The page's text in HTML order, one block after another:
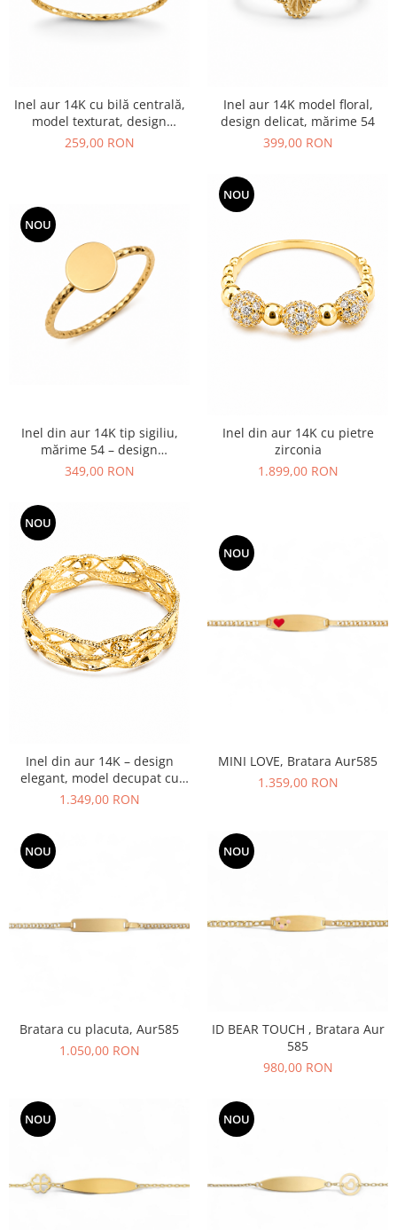
Inel aur 14K cu bilă centrală,
model texturat, design
minimalist, marime 48
259,00 RON
Inel aur 14K model floral,
design delicat, mărime 54
399,00 RON
NOU
Inel din aur 14K tip sigiliu,
mărime 54 – design
minimalist, suprafață pentru
349,00 RON
NOU
Inel din aur 14K cu pietre
zirconia
1.899,00 RON
NOU
Inel din aur 14K – design
elegant, model decupat cu
finisaj lucios
1.349,00 RON
NOU
MINI LOVE, Bratara Aur585
1.359,00 RON
NOU
Bratara cu placuta, Aur585
1.050,00 RON
NOU
ID BEAR TOUCH , Bratara Aur
585
980,00 RON
NOU NOU